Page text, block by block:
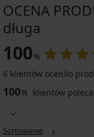
OCENA
długa
100%
6 klientów oceniło
100% klientów
Sortowanie